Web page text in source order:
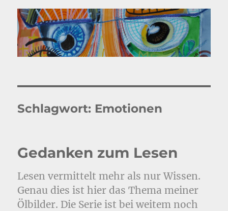
Schlagwort: Emotionen
Gedanken zum Lesen
Lesen vermittelt mehr als nur Wissen.
Genau dies ist hier das Thema meiner
Ölbilder. Die Serie ist bei weitem noch